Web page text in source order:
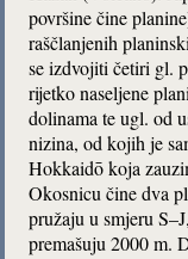
površine čine
raščlanjenih
se izdvojiti četiri gl.
rijetko naseljene
dolinama te ugl. od
nizina, od kojih je
Hokkaidō koja
Okosnicu čine dva
pružaju u smjeru
premašuju 2000 m.